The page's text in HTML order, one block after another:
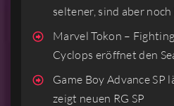
seltener, sind aber
Marvel Tokon –
Cyclops eröffnet den
Game Boy Advance SP
zeigt neuen RG SP